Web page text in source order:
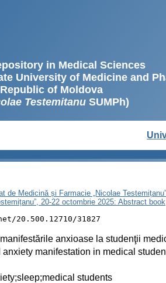
in Medical Sciences
University of Medicine and
of Moldova
TestemitanuSUMPh)
Medicină și Farmacie „Nicolae
20-22 octombrie 2025: Abstract book
20.500.12710/31827
anxioase la studenţii
manifestation in medical
students